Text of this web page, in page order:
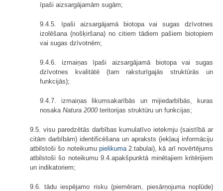
īpaši aizsargājamām sugām;
9.4.5. īpaši aizsargājamā biotopa vai sugas dzīvotnes
izolēšana (nošķiršana) no citiem tādiem pašiem biotopiem
vai sugas dzīvotnēm;
9.4.6. izmaiņas īpaši aizsargājamā biotopa vai sugas
dzīvotnes kvalitātē (tam raksturīgajās struktūrās un
funkcijās);
9.4.7. izmaiņas likumsakarībās un mijiedarbībās, kuras
nosaka Natura 2000 teritorijas struktūru un funkcijas;
9.5. visu paredzētās darbības kumulatīvo ietekmju (saistībā ar
citām darbībām) identificēšana un apraksts (iekļauj informāciju
atbilstoši šo noteikumu pielikuma2.tabulai), kā arī novērtējums
atbilstoši šo noteikumu 9.4.apakšpunktā minētajiem kritērijiem
un indikatoriem;
9.6. tādu iespējamo risku (piemēram, piesārņojuma noplūde)